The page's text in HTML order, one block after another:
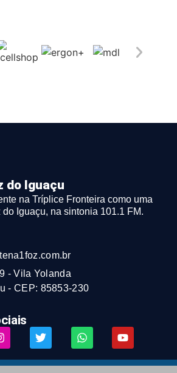
do Iguaçu
na Tríplice Fronteira como uma
Iguaçu, na sintonia 101.1 FM.
- Vila Yolanda
- CEP: 85853-230